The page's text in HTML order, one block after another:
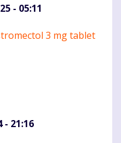
- 05:11
3 mg tablet
- 21:16